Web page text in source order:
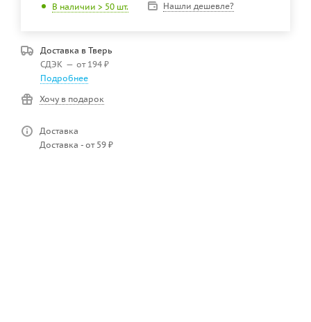
В наличии > 50 шт. Нашли дешевле?
Доставка в Тверь
СДЭК — от 194 ₽
Подробнее
Хочу в подарок
Доставка
Доставка - от 59 ₽